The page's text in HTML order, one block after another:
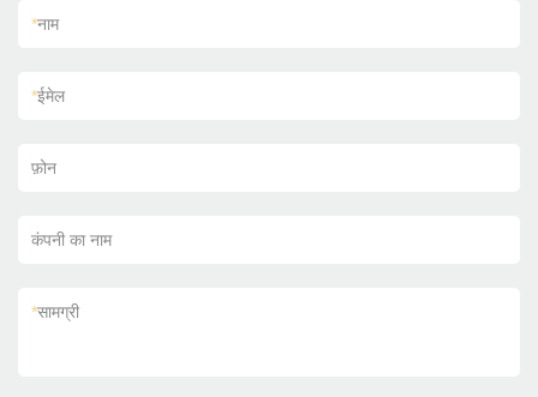
*नाम
*ईमेल
फ़ोन
कंपनी का नाम
*सामग्री